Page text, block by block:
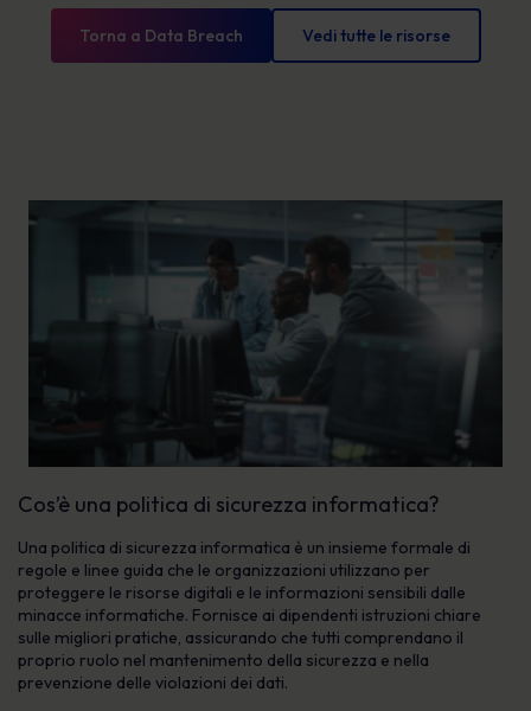
Torna a Data Breach Vedi tutte le risorse
Cos’è una politica di sicurezza informatica?
Una politica di sicurezza informatica è un insieme formale di
regole e linee guida che le organizzazioni utilizzano per
proteggere le risorse digitali e le informazioni sensibili dalle
minacce informatiche. Fornisce ai dipendenti istruzioni chiare
sulle migliori pratiche, assicurando che tutti comprendano il
proprio ruolo nel mantenimento della sicurezza e nella
prevenzione delle violazioni dei dati.